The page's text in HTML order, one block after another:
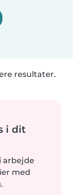
resultater.
i dit
arbejde
med